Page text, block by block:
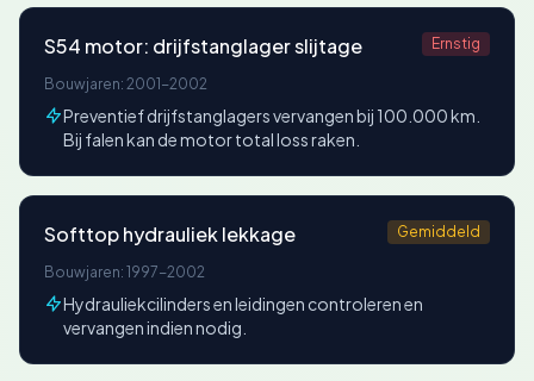
S54 motor: drijfstanglager slijtage Ernstig
Bouwjaren: 2001-2002
Preventief drijfstanglagers vervangen bij 100.000 km.
Bij falen kan de motor total loss raken.
Softtop hydrauliek lekkage Gemiddeld
Bouwjaren: 1997-2002
Hydrauliekcilinders en leidingen controleren en
vervangen indien nodig.